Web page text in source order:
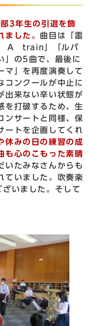
3年生の引退を飾
ました。 曲目は「雷
A train」「ルパ
」の5曲で、最後に
マ」を再度演奏して
コンクールが中止に
出来ない辛い状態が
を打破するため、生
ンサートと同様、保
ートを企画してくれ
休みの日の練習の成
も心のこもった素晴
いたみなさんからも
ていました。吹奏楽
いました。そして